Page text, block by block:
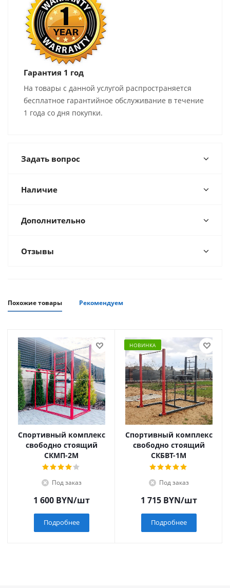
Гарантия 1 год
На товары с данной услугой распространяется
бесплатное гарантийное обслуживание в течение
1 года со дня покупки.
Задать вопрос
Наличие
Дополнительно
Отзывы
Похожие товары Рекомендуем
Спортивный комплекс
свободно стоящий
СКМП-2М
Под заказ
1 600BYN/шт
Подробнее
НОВИНКА
Спортивный комплекс
свободно стоящий
СКБВТ-1М
Под заказ
1 715BYN/шт
Подробнее